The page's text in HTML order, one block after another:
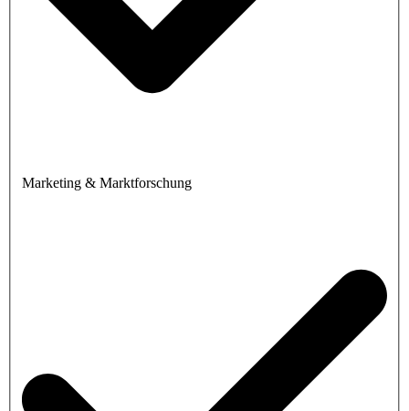
Marketing & Marktforschung